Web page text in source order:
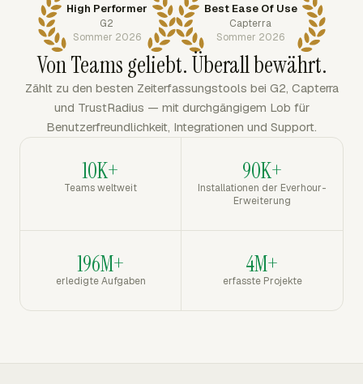
High Performer
G2
Sommer 2026
Best Ease Of Use
Capterra
Sommer 2026
Von Teams geliebt. Überall bewährt.
Zählt zu den besten Zeiterfassungstools bei G2, Capterra
und TrustRadius — mit durchgängigem Lob für
Benutzerfreundlichkeit, Integrationen und Support.
10K+
Teams weltweit
90K+
Installationen der Everhour-
Erweiterung
196M+
erledigte Aufgaben
4M+
erfasste Projekte